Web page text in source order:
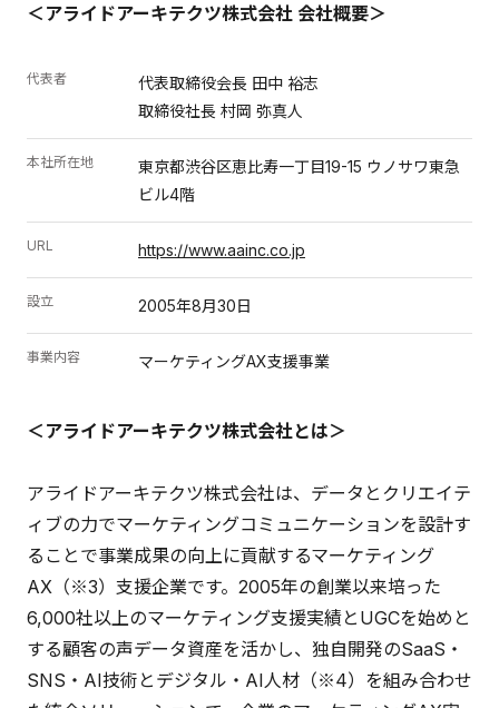
＜アライドアーキテクツ株式会社 会社概要＞
代表者
代表取締役会長 田中 裕志
取締役社長 村岡 弥真人
本社所在地
東京都渋谷区恵比寿一丁目19-15 ウノサワ東急
ビル4階
URL https://www.aainc.co.jp
設立 2005年8月30日
事業内容 マーケティングAX支援事業
＜アライドアーキテクツ株式会社とは＞
アライドアーキテクツ株式会社は、データとクリエイテ
ィブの力でマーケティングコミュニケーションを設計す
ることで事業成果の向上に貢献するマーケティング
AX（※3）支援企業です。2005年の創業以来培った
6,000社以上のマーケティング支援実績とUGCを始めと
する顧客の声データ資産を活かし、独自開発のSaaS・
SNS・AI技術とデジタル・AI人材（※4）を組み合わせ